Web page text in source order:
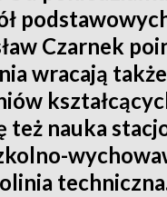
Czarnek
wracają
też nauka